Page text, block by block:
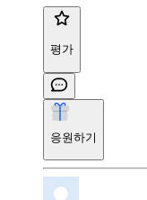
평가
응원하기